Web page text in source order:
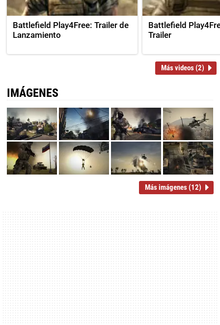
Battlefield Play4Free: Trailer de
Lanzamiento
Battlefield
Trailer
Más videos (2)
IMÁGENES
Más imágenes (12)